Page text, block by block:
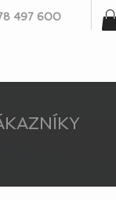
497 600